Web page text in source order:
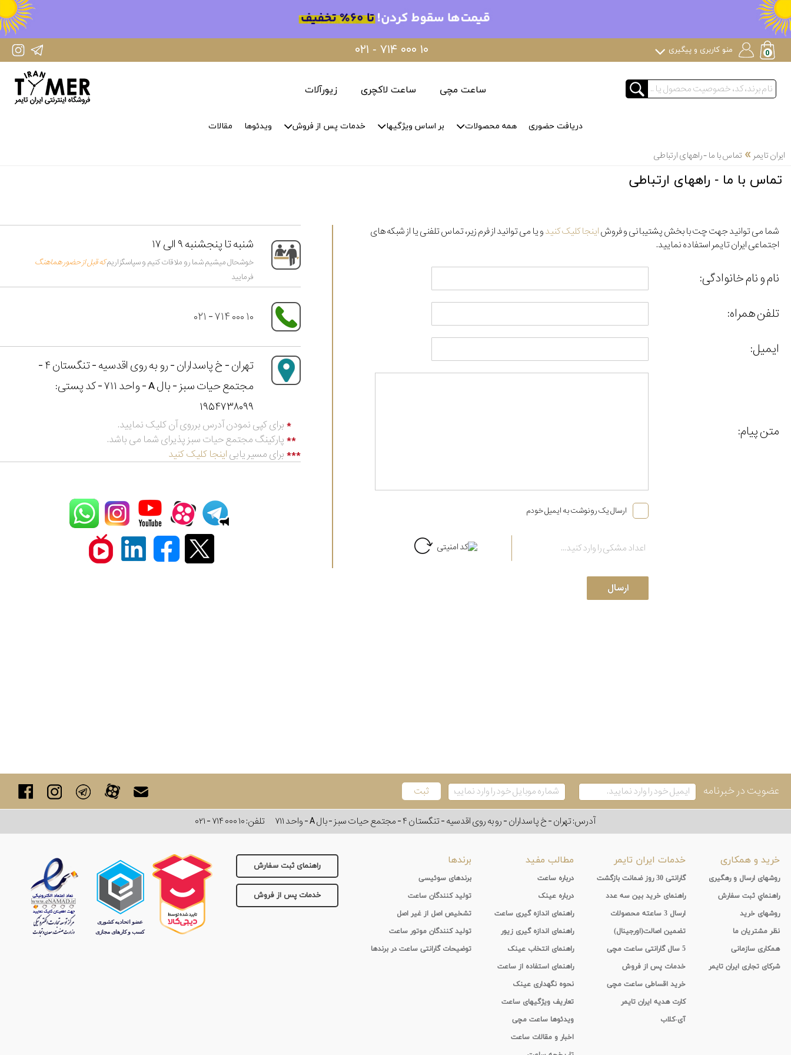
IranTimer Instagram Page ۰۲۱ - ۷۱۴ ۰۰۰ ۱۰ منو کاربری و پیگیری
ساعت مچی ساعت لاکچری زیورآلات
دریافت حضوری همه محصولات بر اساس ویژگیها خدمات پس از فروش ویدئوها مقالات
ایران تایمر » تماس با ما - راههای ارتباطی
تماس با ما - راههای ارتباطی
شما می توانید جهت چت با بخش پشتیبانی و فروشاینجا کلیک کنیدو یا می توانید از فرم زیر، تماس تلفنی یا از شبکه های
اجتماعی ایران تایمر استفاده نمایید.
نام و نام خانوادگی:
تلفن همراه:
ایمیل:
متن پیام:
ارسال یک رونوشت به ایمیل خودم
شنبه تا پنجشنبه ۹ الی ۱۷
خوشحال میشیم شما رو ملاقات کنیم و سپاسگزاریمکه قبل از حضور هماهنگ
فرمایید
۰۲۱ - ۷۱۴ ۰۰۰ ۱۰
تهران - خ پاسداران - رو به روی اقدسیه - تنگستان ۴ -
مجتمع حیات سبز - بال A - واحد ۷۱۱ - کد پستی:
۱۹۵۴۷۳۸۰۹۹
* برای کپی نمودن آدرس برروی آن کلیک نمایید.
** پارکینگ مجتمع حیات سبز پذیرای شما می باشد.
*** برای مسیر یابی اینجا کلیک کنید
عضویت در خبرنامه
آدرس: تهران - خ پاسداران - رو به روی اقدسیه - تنگستان ۴ - مجتمع حیات سبز - بال A - واحد ۷۱۱ تلفن:۰۲۱ - ۷۱۴ ۰۰۰ ۱۰
راهنمای ثبت سفارش
خدمات پس از فروش
خرید و همکاری
روشهای ارسال و رهگیری
راهنماي ثبت سفارش
روشهای خرید
نظر مشتریان ما
همکاری سازمانی
شرکای تجاری ایران تایمر
خدمات ایران تایمر
گارانتی 30 روز ضمانت بازگشت
راهنمای خرید بین سه عدد
ارسال 3 ساعته محصولات
تضمین اصالت(اورجینال)
5 سال گارانتی ساعت مچی
خدمات پس از فروش
خرید اقساطی ساعت مچی
کارت هدیه ایران تایمر
آی-کلاب
مطالب مفید
درباره ساعت
درباره عینک
راهنمای اندازه گیری ساعت
راهنمای اندازه گیری زیور
راهنمای انتخاب عینک
راهنمای استفاده از ساعت
نحوه نگهداری عینک
تعاریف ویژگیهای ساعت
ویدئوها ساعت مچی
اخبار و مقالات ساعت
برندها
برندهای سوئیسی
تولید کنندگان ساعت
تشخیص اصل از غیر اصل
تولید کنندگان موتور ساعت
توضیحات گارانتی ساعت در برندها